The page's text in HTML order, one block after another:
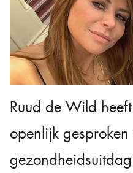
Ruud de Wild
openlijk